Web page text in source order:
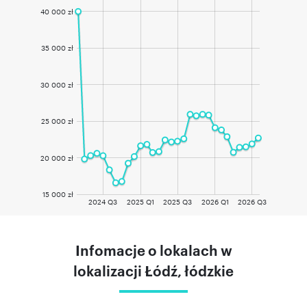
2024 Q3 2025 Q1 2025 Q3 2026 Q1 2026 Q3
15 000 zł
20 000 zł
25 000 zł
30 000 zł
35 000 zł
40 000 zł
Infomacje o lokalach w
lokalizacji Łódź, łódzkie